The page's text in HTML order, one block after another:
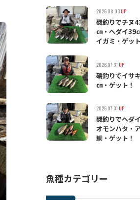
2026.08.03UP
磯釣りでチヌ
㎝・ヘダイ39
イガミ・ゲット
2026.07.31 UP
磯釣りでイサ
㎝・ゲット！
2026.07.31 UP
磯釣りでヘダ
オモンハタ・
鯛・ゲット！
魚種カテゴリー